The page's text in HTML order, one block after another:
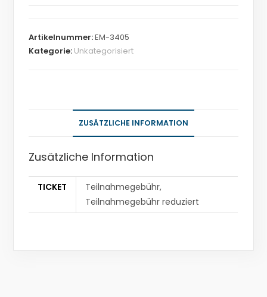
Artikelnummer:EM-3405
Kategorie: Unkategorisiert
ZUSÄTZLICHE INFORMATION
Zusätzliche Information
TICKET
Teilnahmegebühr,
Teilnahmegebühr reduziert